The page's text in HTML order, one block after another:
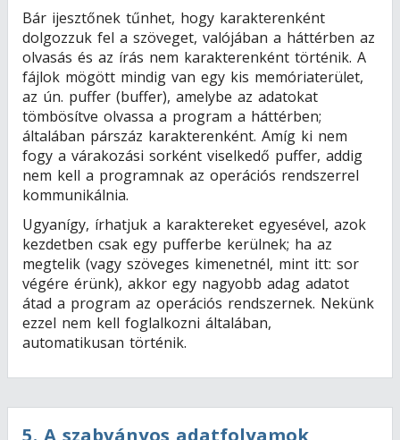
Bár ijesztőnek tűnhet, hogy karakterenként
dolgozzuk fel a szöveget, valójában a háttérben az
olvasás és az írás nem karakterenként történik. A
fájlok mögött mindig van egy kis memóriaterület,
az ún. puffer (buffer), amelybe az adatokat
tömbösítve olvassa a program a háttérben;
általában párszáz karakterenként. Amíg ki nem
fogy a várakozási sorként viselkedő puffer, addig
nem kell a programnak az operációs rendszerrel
kommunikálnia.
Ugyanígy, írhatjuk a karaktereket egyesével, azok
kezdetben csak egy pufferbe kerülnek; ha az
megtelik (vagy szöveges kimenetnél, mint itt: sor
végére érünk), akkor egy nagyobb adag adatot
átad a program az operációs rendszernek. Nekünk
ezzel nem kell foglalkozni általában,
automatikusan történik.
5. A szabványos adatfolyamok